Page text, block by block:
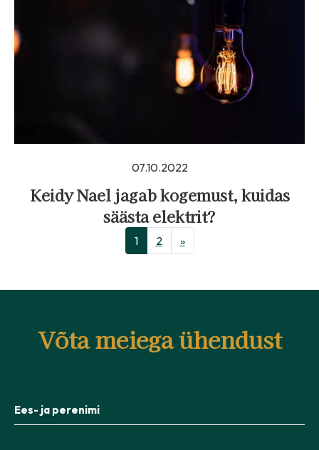
07.10.2022
Keidy Nael jagab kogemust, kuidas
säästa elektrit?
1 2 »
Võta meiega ühendust
Ees- ja perenimi